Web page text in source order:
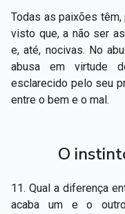
Todas as paixões
visto que, a não ser
e, até, nocivas. No
abusa em virtude
esclarecido pelo seu
entre o bem e o mal.
O
11. Qual a diferença
acaba um e o